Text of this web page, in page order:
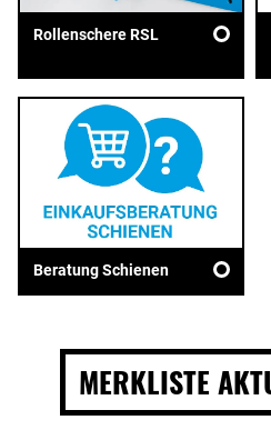
Rollenschere RSL
Beratung Schienen
MERKLISTE